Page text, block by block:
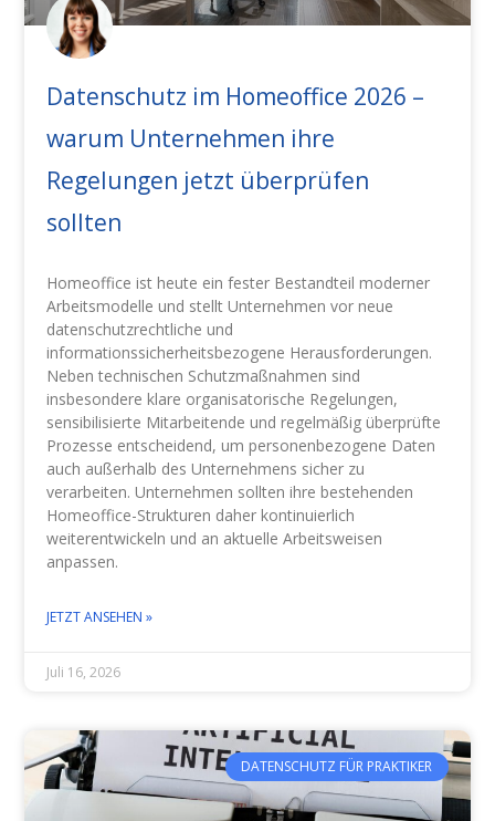
Datenschutz im Homeoffice 2026 –
warum Unternehmen ihre
Regelungen jetzt überprüfen
sollten
Homeoffice ist heute ein fester Bestandteil moderner
Arbeitsmodelle und stellt Unternehmen vor neue
datenschutzrechtliche und
informationssicherheitsbezogene Herausforderungen.
Neben technischen Schutzmaßnahmen sind
insbesondere klare organisatorische Regelungen,
sensibilisierte Mitarbeitende und regelmäßig überprüfte
Prozesse entscheidend, um personenbezogene Daten
auch außerhalb des Unternehmens sicher zu
verarbeiten. Unternehmen sollten ihre bestehenden
Homeoffice-Strukturen daher kontinuierlich
weiterentwickeln und an aktuelle Arbeitsweisen
anpassen.
JETZT ANSEHEN »
Juli 16, 2026
DATENSCHUTZ FÜR PRAKTIKER